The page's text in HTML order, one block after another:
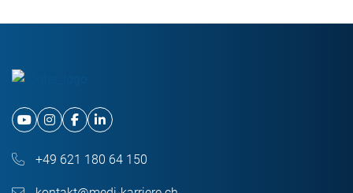
+49 621 180 64 150